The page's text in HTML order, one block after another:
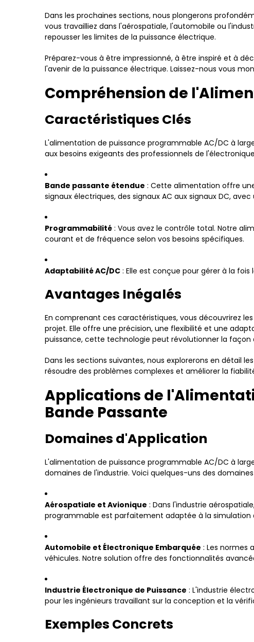
Dans les prochaines sections, nous plongerons
vous travailliez dans l'aérospatiale, l'automobile ou
repousser les limites de la puissance électrique.
Préparez-vous à être impressionné, à être inspiré et à
l'avenir de la puissance électrique. Laissez-nous vous
Compréhension de
Caractéristiques Clés
L'alimentation de puissance programmable AC/DC à
aux besoins exigeants des professionnels de
Bande passante étendue : Cette alimentation offre
signaux électriques, des signaux AC aux signaux DC,
Programmabilité : Vous avez le contrôle total. Notre
courant et de fréquence selon vos besoins spécifiques.
Adaptabilité AC/DC : Elle est conçue pour gérer à la
Avantages Inégalés
En comprenant ces caractéristiques, vous découvrirez
projet. Elle offre une précision, une flexibilité et une
puissance, cette technologie peut révolutionner la
Dans les sections suivantes, nous explorerons en détail
résoudre des problèmes complexes et améliorer la
Applications de
Bande Passante
Domaines d'Application
L'alimentation de puissance programmable AC/DC à
domaines de l'industrie. Voici quelques-uns des
Aérospatiale et Avionique : Dans l'industrie
programmable est parfaitement adaptée à la simulation
Automobile et Électronique Embarquée : Les normes
véhicules. Notre solution offre des fonctionnalités
Industrie Électronique de Puissance : L'industrie
pour les ingénieurs travaillant sur la conception et la
Exemples Concrets